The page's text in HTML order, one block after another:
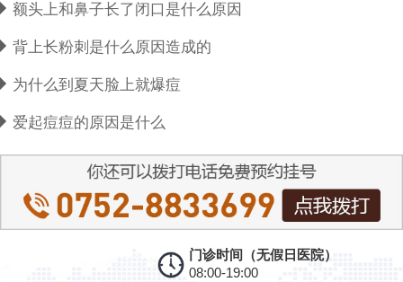
额头上和鼻子长了闭口是什么原因
背上长粉刺是什么原因造成的
为什么到夏天脸上就爆痘
爱起痘痘的原因是什么
门诊时间（无假日医院）
08:00-19:00